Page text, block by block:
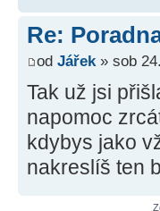
Re:
od Jářek» sob
Tak už jsi
napomoc
kdybys jako
nakreslíš ten